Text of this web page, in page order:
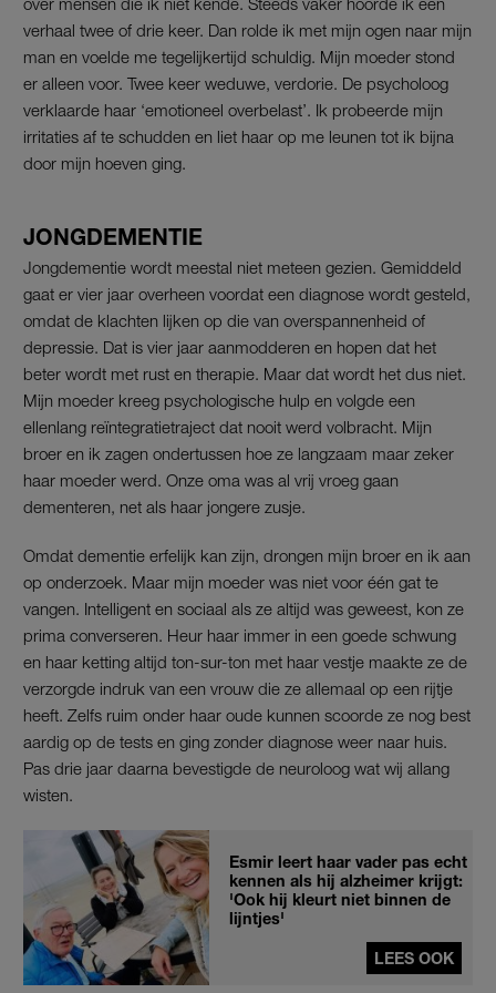
verhaal twee of drie keer. Dan rolde ik met mijn ogen naar mijn
man en voelde me tegelijkertijd schuldig. Mijn moeder stond
er alleen voor. Twee keer weduwe, verdorie. De psycholoog
verklaarde haar ‘emotioneel overbelast’. Ik probeerde mijn
irritaties af te schudden en liet haar op me leunen tot ik bijna
door mijn hoeven ging.
JONGDEMENTIE
Jongdementie wordt meestal niet meteen gezien. Gemiddeld
gaat er vier jaar overheen voordat een diagnose wordt gesteld,
omdat de klachten lijken op die van overspannenheid of
depressie. Dat is vier jaar aanmodderen en hopen dat het
beter wordt met rust en therapie. Maar dat wordt het dus niet.
Mijn moeder kreeg psychologische hulp en volgde een
ellenlang reïntegratietraject dat nooit werd volbracht. Mijn
broer en ik zagen ondertussen hoe ze langzaam maar zeker
haar moeder werd. Onze oma was al vrij vroeg gaan
dementeren, net als haar jongere zusje.
Omdat dementie erfelijk kan zijn, drongen mijn broer en ik aan
op onderzoek. Maar mijn moeder was niet voor één gat te
vangen. Intelligent en sociaal als ze altijd was geweest, kon ze
prima converseren. Heur haar immer in een goede schwung
en haar ketting altijd ton-sur-ton met haar vestje maakte ze de
verzorgde indruk van een vrouw die ze allemaal op een rijtje
heeft. Zelfs ruim onder haar oude kunnen scoorde ze nog best
aardig op de tests en ging zonder diagnose weer naar huis.
Pas drie jaar daarna bevestigde de neuroloog wat wij allang
wisten.
Esmir leert haar vader pas echt
kennen als hij alzheimer krijgt:
'Ook hij kleurt niet binnen de
lijntjes'
LEES OOK